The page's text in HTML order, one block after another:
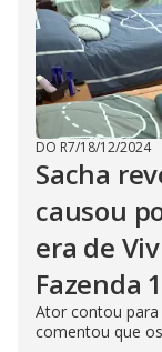
DO R7/18/12/2024
Sacha
causou
era de
Fazenda
Ator contou
comentou que